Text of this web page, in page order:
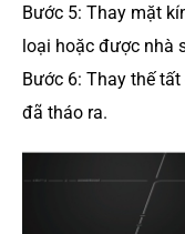
Bước 5: Thay mặt
loại hoặc được nhà
Bước 6: Thay thế
đã tháo ra.